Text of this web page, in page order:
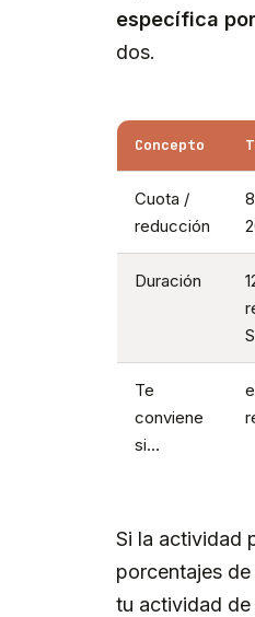
específica
dos.
Concepto
Cuota /
reducción
Duración
Te
conviene
si…
Si la actividad
porcentajes
tu actividad de